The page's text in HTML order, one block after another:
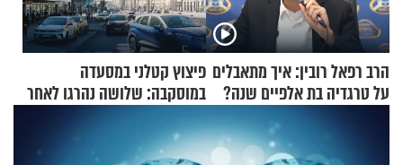
הרב רפאל רובין: איך מתאבלים
על טרגדיה בת אלפיים שנה?
פיצוץ קטלני במסעדה
במוסקבה: שלושה נהרגו לאחר
שמטען שנשאה אישה התפוצץ